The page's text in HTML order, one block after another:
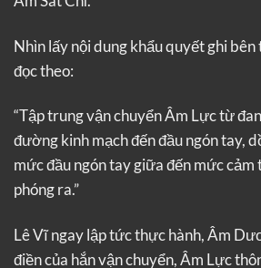
Nhìn lấy nội dung khẩu quyết ghi bên
đọc theo:
“Tập trung vận chuyển Âm Lực từ
đường kinh mạch đến đầu ngón tay,
mức đầu ngón tay giữa đến mức cảm
phóng ra.”
Lê Vĩ ngay lập tức thực hành, Âm
điền của hắn vận chuyển, Âm Lực